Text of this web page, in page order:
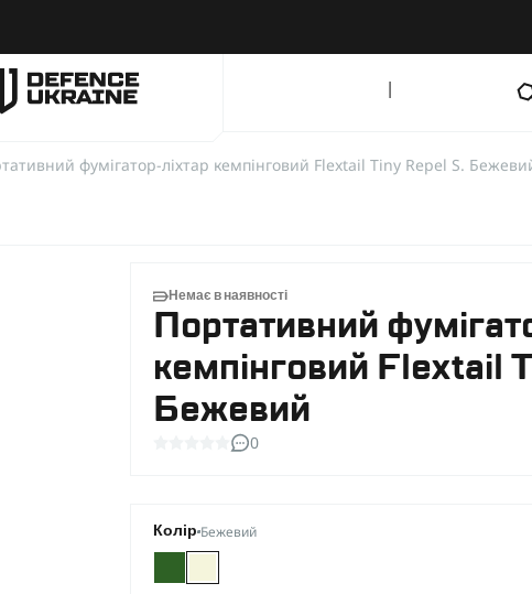
фумігатор-ліхтар кемпінговий Flextail Tiny Repel S.
Немає в наявності
Портативний
кемпінговий Flextail
Бежевий
0
Колір Бежевий